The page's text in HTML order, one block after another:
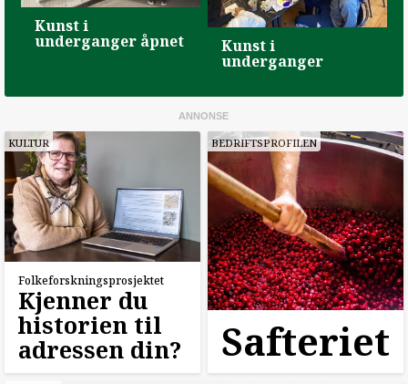
Kunst i
underganger åpnet Kunst i
underganger
KULTUR
Folkeforskningsprosjektet
Kjenner du
historien til
adressen din?
BEDRIFTSPROFILEN
Safteriet